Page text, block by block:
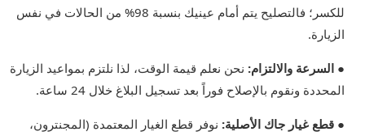
للكسر؛ فالتصليح يتم أمام عينيك بنسبة 98% من الحالات في نفس
الزيارة.
● السرعة والالتزام: نحن نعلم قيمة الوقت، لذا نلتزم بمواعيد الزيارة
المحددة ونقوم بالإصلاح فوراً بعد تسجيل البلاغ خلال 24 ساعة.
● قطع غيار جاك الأصلية: نوفر قطع الغيار المعتمدة (المجنترون،